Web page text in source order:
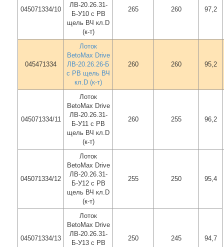
045071334/10
ЛВ-20.26.31-
Б-У10 с РВ
щель ВЧ кл.D
(к-т)
265 260 97,2
045471334
Лоток
BetoMax Drive
ЛВ-20.26.26-Б
с РВ щель ВЧ
кл.D (к-т)
260 260 95,2
045071334/11
Лоток
BetoMax Drive
ЛВ-20.26.31-
Б-У11 с РВ
щель ВЧ кл.D
(к-т)
260 255 96,2
045071334/12
Лоток
BetoMax Drive
ЛВ-20.26.31-
Б-У12 с РВ
щель ВЧ кл.D
(к-т)
255 250 95,4
045071334/13
Лоток
BetoMax Drive
ЛВ-20.26.31-
Б-У13 с РВ
250 245 94,7